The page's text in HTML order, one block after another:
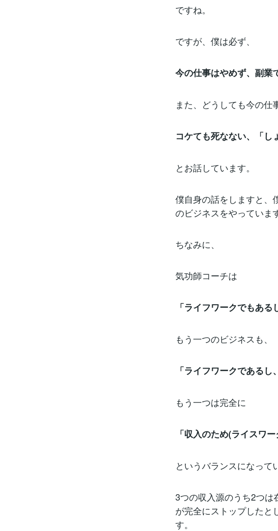
ですね。
ですが、僕は必ず、
今の仕事はやめず、副業
また、どうしても今の仕
コケても死なない、「し
とお話しています。
僕自身の話をしますと、
のビジネスをやっていま
ちなみに、
気功師コーチは
「ライフワークでもある
もう一つのビジネスも、
「ライフワークであるし
もう一つは完全に
「収入のため(ライスワー
というバランスになって
3つの収入源のうち2つ
が完全にストップしたと
す。